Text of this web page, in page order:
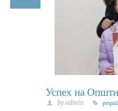
Успех на
by admin